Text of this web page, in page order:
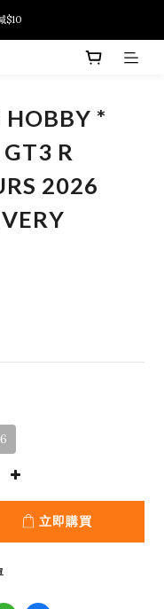
$10
$10
HOBBY *
R
2026
立即購買